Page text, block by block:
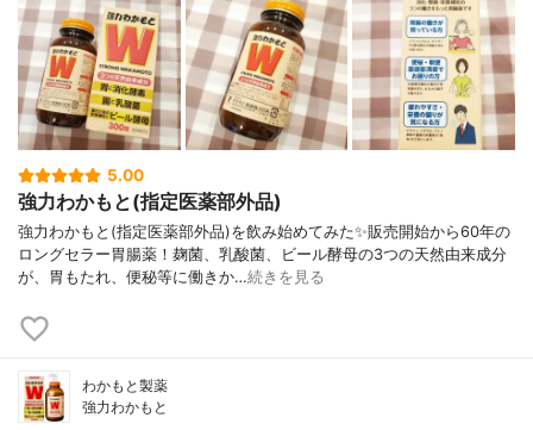
5.00
強力わかもと(指定医薬部外品)
強力わかもと(指定医薬部外品)を飲み始めてみた✨販売開始から60年の
ロングセラー胃腸薬！麹菌、乳酸菌、ビール酵母の3つの天然由来成分
が、胃もたれ、便秘等に働きか…続きを見る
わかもと製薬
強力わかもと